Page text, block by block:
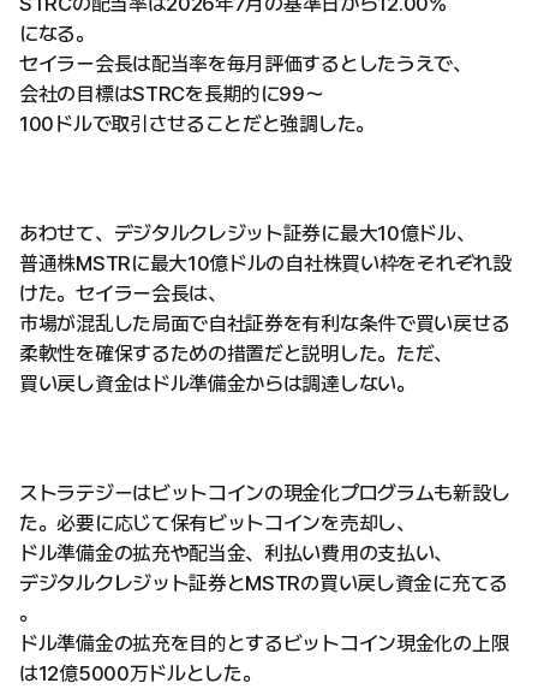
になる。
セイラー会長は配当率を毎月評価するとしたうえで、
会社の目標はSTRCを長期的に99〜
100ドルで取引させることだと強調した。
あわせて、デジタルクレジット証券に最大10億ドル、
普通株MSTRに最大10億ドルの自社株買い枠をそれぞれ設
けた。セイラー会長は、
市場が混乱した局面で自社証券を有利な条件で買い戻せる
柔軟性を確保するための措置だと説明した。ただ、
買い戻し資金はドル準備金からは調達しない。
ストラテジーはビットコインの現金化プログラムも新設し
た。必要に応じて保有ビットコインを売却し、
ドル準備金の拡充や配当金、利払い費用の支払い、
デジタルクレジット証券とMSTRの買い戻し資金に充てる
。
ドル準備金の拡充を目的とするビットコイン現金化の上限
は12億5000万ドルとした。